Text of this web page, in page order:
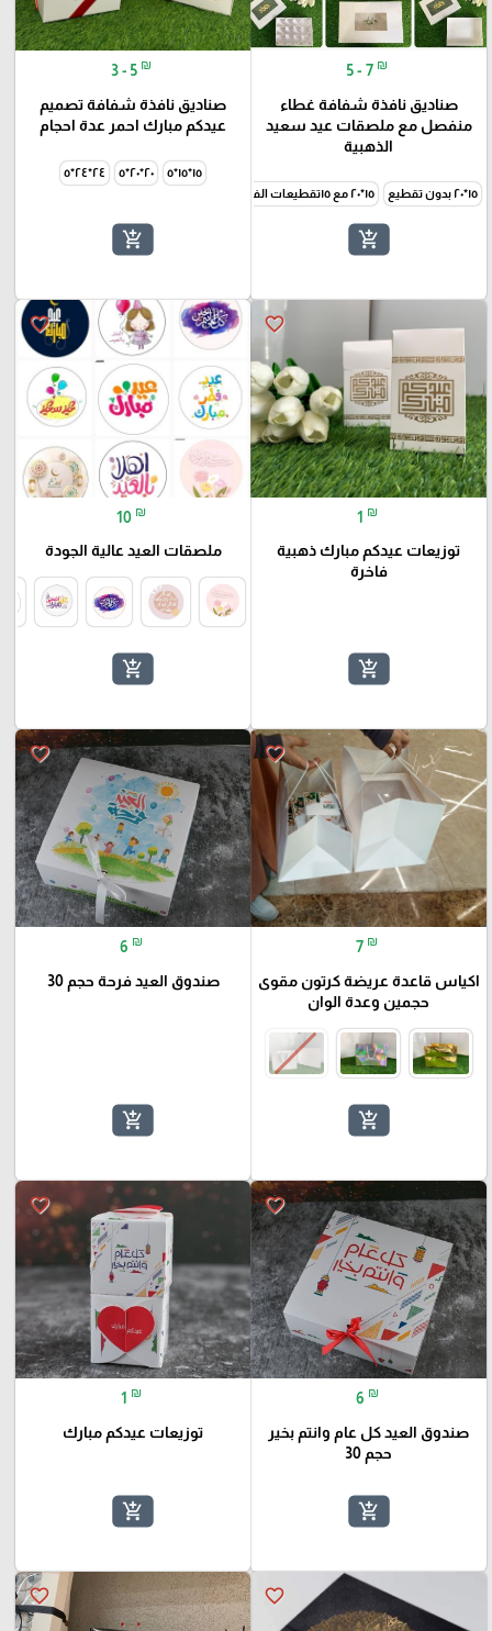
5 - 7 ₪
صناديق نافذة شفافة غطاء
منفصل مع ملصقات عيد سعيد
الذهبية
١٥*٢٠ بدون تقطيع ١٥*٢٠ مع ١٥تقطيعات الفراشة
add_shopping_cart
3 - 5 ₪
صناديق نافذة شفافة تصميم
عيدكم مبارك احمر عدة احجام
١٥*١٥*٥ ٢٠*٢٠*٥ ٢٤*٢٤*٥
add_shopping_cart
favorite_border
1 ₪
توزيعات عيدكم مبارك ذهبية
فاخرة
add_shopping_cart
favorite_border
10 ₪
ملصقات العيد عالية الجودة
add_shopping_cart
favorite_border
7 ₪
اكياس قاعدة عريضة كرتون مقوى
حجمين وعدة الوان
add_shopping_cart
favorite_border
6 ₪
صندوق العيد فرحة حجم 30
add_shopping_cart
favorite_border
6 ₪
صندوق العيد كل عام وانتم بخير
حجم 30
add_shopping_cart
favorite_border
1 ₪
توزيعات عيدكم مبارك
add_shopping_cart
favorite_border
favorite_border